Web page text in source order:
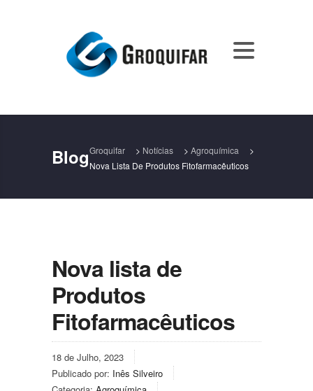
BlogGroquifar > Notícias > Agroquímica
>
Nova Lista De Produtos Fitofarmacêuticos
Nova lista de
Produtos
Fitofarmacêuticos
18 de Julho, 2023
Publicado por: Inês Silveiro